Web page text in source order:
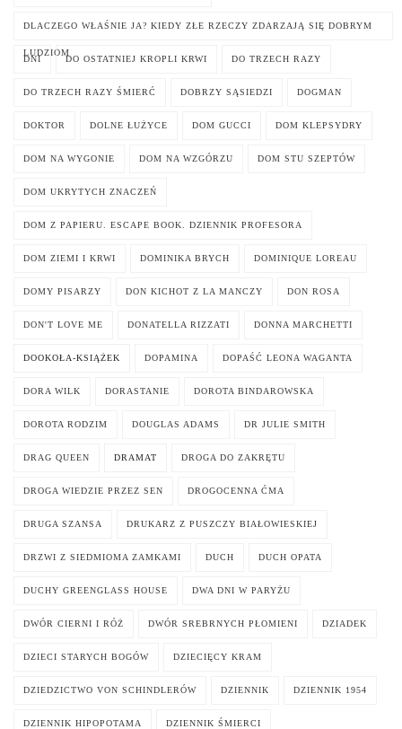
DLACZEGO WŁAŚNIE JA? KIEDY ZŁE RZECZY ZDARZAJĄ SIĘ DOBRYM
LUDZIOM
DNI DO OSTATNIEJ KROPLI KRWI DO TRZECH RAZY
DO TRZECH RAZY ŚMIERĆ DOBRZY SĄSIEDZI DOGMAN
DOKTOR DOLNE ŁUŻYCE DOM GUCCI DOM KLEPSYDRY
DOM NA WYGONIE DOM NA WZGÓRZU DOM STU SZEPTÓW
DOM UKRYTYCH ZNACZEŃ
DOM Z PAPIERU. ESCAPE BOOK. DZIENNIK PROFESORA
DOM ZIEMI I KRWI DOMINIKA BRYCH DOMINIQUE LOREAU
DOMY PISARZY DON KICHOT Z LA MANCZY DON ROSA
DON'T LOVE ME DONATELLA RIZZATI DONNA MARCHETTI
DOOKOŁA-KSIĄŻEK DOPAMINA DOPAŚĆ LEONA WAGANTA
DORA WILK DORASTANIE DOROTA BINDAROWSKA
DOROTA RODZIM DOUGLAS ADAMS DR JULIE SMITH
DRAG QUEEN DRAMAT DROGA DO ZAKRĘTU
DROGA WIEDZIE PRZEZ SEN DROGOCENNA ĆMA
DRUGA SZANSA DRUKARZ Z PUSZCZY BIAŁOWIESKIEJ
DRZWI Z SIEDMIOMA ZAMKAMI DUCH DUCH OPATA
DUCHY GREENGLASS HOUSE DWA DNI W PARYŻU
DWÓR CIERNI I RÓŻ DWÓR SREBRNYCH PŁOMIENI DZIADEK
DZIECI STARYCH BOGÓW DZIECIĘCY KRAM
DZIEDZICTWO VON SCHINDLERÓW DZIENNIK DZIENNIK 1954
DZIENNIK HIPOPOTAMA DZIENNIK ŚMIERCI